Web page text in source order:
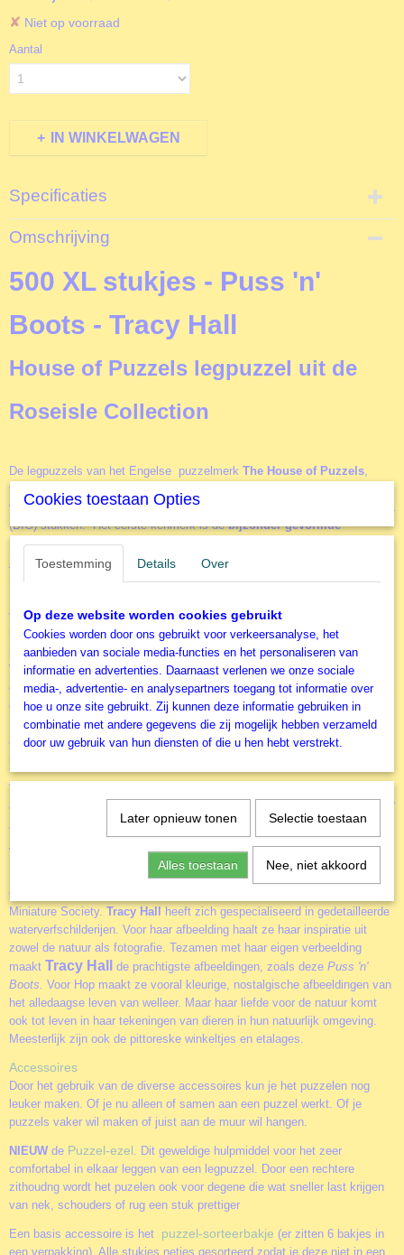
✘ Niet op voorraad
Aantal
IN WINKELWAGEN
Specificaties
Productcode
T3541
EAN code
5060002003541
The House of Puzzles
68,5x48,5 cm
Omschrijving
500 XL stukjes - Puss 'n'
Boots - Tracy Hall
House of Puzzels legpuzzel uit de
Roseisle Collection
De legpuzzels van het Engelse puzzelmerk The House of Puzzels,
veelal afgekort tot
van alle andere puzzelmerken. Zoals ook deze
met 500 XL
(BIG) stukken. Het eerste kenmerk is debijzonder gevormde
legpuzzelstukjes. Als je eenmaal een fan bent van deze stukjes dan wil
je niet meer anders. Het is echt heel leuk puzzelen. Het tweede kenmerk
is dat alle afbeeldingen van de puzzels vallen in het segmentNostalgie
voor elkaar zijn. Een tijd van familie en traditie. De verhalen van vroeger
komen tot leven tijdens het puzzelen. Er zijn twee zeer uitgebreide
puzzellijnen metextra grote grote stukken. De 500 XL en de 250 XL.
Vooral de 250 XL puzzels zijn uitermate geschikt voor de wat ouderen
onder ons. Met deze puzzels wordt ook veel in Verpleeghuizen
gepuzzeld. Elk jaar brengt HOP voor kerstmis een unieke kerstpuzzel uit.
Dit is deChristmas Collectors Editie. In deze puzzels (uitvoering 500
en 1000 stukjes) zitten uniek gevormde kerststukjes. Veel leuker kan een
Voor de afbeedingen van de puzzels maakt HOP gebruik van een aantal
gerenomeerde profesionele kunstenaars zoals bij deze legpuzzel,
Boots
TRACY HALL.
Tracy Hall
woont met haar gezin op de Orkney eilanden in Schotland.
Haar werk is geliefd over de hele wereld.Tracy Hallheeft diverse prijzen
gewonnen zoals de
Miniature Society. Tracy Hall
heeft zich gespecialiseerd in gedetailleerde
waterverfschilderijen. Voor haar afbeelding haalt ze haar inspiratie uit
zowel de natuur als fotografie. Tezamen met haar eigen verbeelding
maakt Tracy Hall de prachtigste afbeeldingen, zoals deze Puss 'n'
Boots. Voor Hop maakt ze vooral kleurige, nostalgische afbeeldingen van
het alledaagse leven van welleer. Maar haar liefde voor de natuur komt
ook tot leven in haar tekeningen van dieren in hun natuurlijk omgeving.
Meesterlijk zijn ook de pittoreske winkeltjes en etalages.
Accessoires
Door het gebruik van de diverse accessoires kun je het puzzelen nog
leuker maken. Of je nu alleen of samen aan een puzzel werkt. Of je
puzzels vaker wil maken of juist aan de muur wil hangen.
NIEUW de Puzzel-ezel. Dit geweldige hulpmiddel voor het zeer
comfortabel in elkaar leggen van een legpuzzel. Door een rechtere
zithoudng wordt het puzelen ook voor degene die wat sneller last krijgen
van nek, schouders of rug een stuk prettiger
Een basis accessoire is het puzzel-sorteerbakje (er zitten 6 bakjes in
een verpakking). Alle stukjes netjes gesorteerd zodat je deze niet in een
Cookies toestaan Opties
Toestemming Details Over
Op deze website worden cookies gebruikt
Cookies worden door ons gebruikt voor verkeersanalyse, het
aanbieden van sociale media-functies en het personaliseren van
informatie en advertenties. Daarnaast verlenen we onze sociale
media-, advertentie- en analysepartners toegang tot informatie over
hoe u onze site gebruikt. Zij kunnen deze informatie gebruiken in
combinatie met andere gegevens die zij mogelijk hebben verzameld
door uw gebruik van hun diensten of die u hen hebt verstrekt.
Later opnieuw tonen Selectie toestaan
Alles toestaan Nee, niet akkoord